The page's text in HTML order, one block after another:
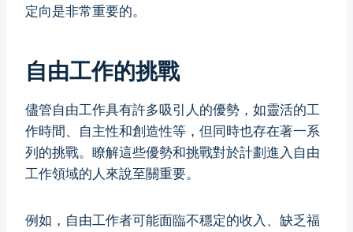
定向是非常重要的。
自由工作的挑戰
儘管自由工作具有許多吸引人的優勢，如靈活的工
作時間、自主性和創造性等，但同時也存在著一系
列的挑戰。瞭解這些優勢和挑戰對於計劃進入自由
工作領域的人來說至關重要。
例如，自由工作者可能面臨不穩定的收入、缺乏福